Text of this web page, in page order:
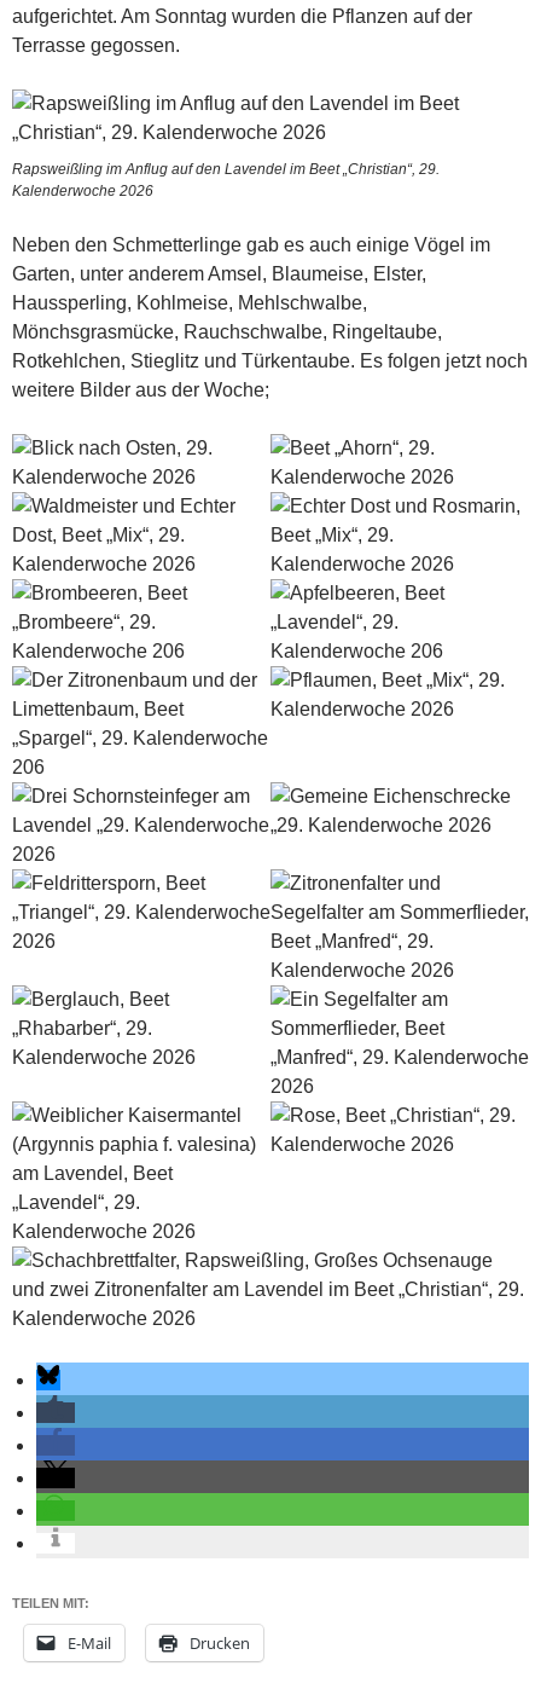
aufgerichtet. Am Sonntag wurden die Pflanzen auf der
Terrasse gegossen.
Rapsweißling im Anflug auf den Lavendel im Beet „Christian“, 29.
Kalenderwoche 2026
Neben den Schmetterlinge gab es auch einige Vögel im
Garten, unter anderem Amsel, Blaumeise, Elster,
Haussperling, Kohlmeise, Mehlschwalbe,
Mönchsgrasmücke, Rauchschwalbe, Ringeltaube,
Rotkehlchen, Stieglitz und Türkentaube. Es folgen jetzt noch
weitere Bilder aus der Woche;
TEILEN MIT:
E-Mail Drucken